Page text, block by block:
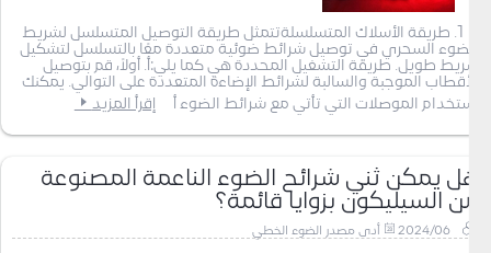
1. طريقة الأسلاك المتسلسلةتتمثل طريقة التوصيل المتسلسل لشريط
الضوء السحري في توصيل شرائط ضوئية متعددة معًا بالتسلسل لتشكيل
شريط طويل. طريقة التشغيل المحددة هي كما يلي:أ. أولاً، قم بتوصيل
الأقطاب الموجبة والسالبة لشرائط الإضاءة المتعددة على التوالي. يمكنك
استخدام الموصلات التي تأتي مع شرائط الضوء أ
إقرأ المزيد
هل يمكن ثني شرائح الضوء الناعمة المصنوعة
من السيليكون بزوايا قائمة؟
2024/06 أدى مصدر الضوء الخطي